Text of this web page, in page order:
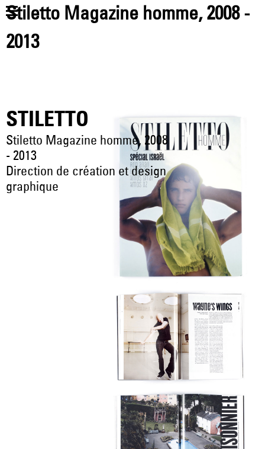
Jump to navigation
Stiletto Magazine homme, 2008 -
2013
STILETTO
Stiletto Magazine homme, 2008
- 2013
Direction de création et design
graphique